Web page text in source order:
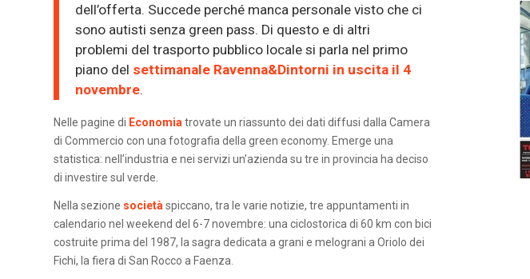
dell’offerta. Succede perché manca personale visto che ci
sono autisti senza green pass. Di questo e di altri
problemi del trasporto pubblico locale si parla nel primo
piano del settimanale Ravenna&Dintorni in uscita il 4
novembre.
Nelle pagine di Economia trovate un riassunto dei dati diffusi dalla Camera
di Commercio con una fotografia della green economy. Emerge una
statistica: nell’industria e nei servizi un’azienda su tre in provincia ha deciso
di investire sul verde.
Nella sezione società spiccano, tra le varie notizie, tre appuntamenti in
calendario nel weekend del 6-7 novembre: una ciclostorica di 60 km con bici
costruite prima del 1987, la sagra dedicata a grani e melograni a Oriolo dei
Fichi, la fiera di San Rocco a Faenza.